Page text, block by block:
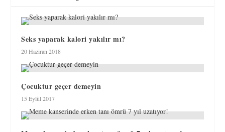
Seks yaparak kalori yakılır mı?
20 Haziran 2018
Çocuktur geçer demeyin
15 Eylül 2017